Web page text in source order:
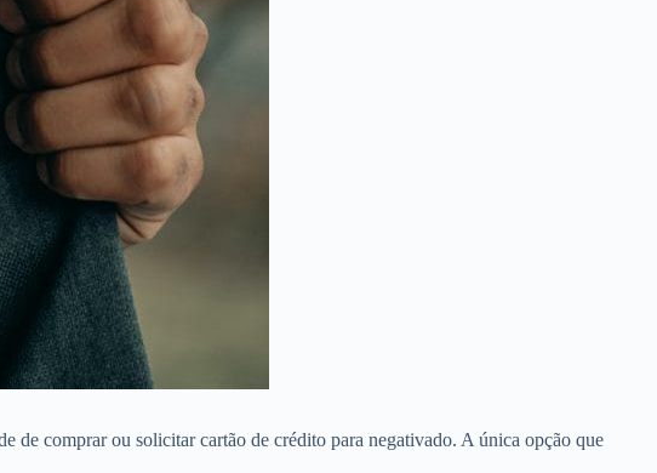
de comprar ou solicitar cartão de crédito para negativado. A única opção que